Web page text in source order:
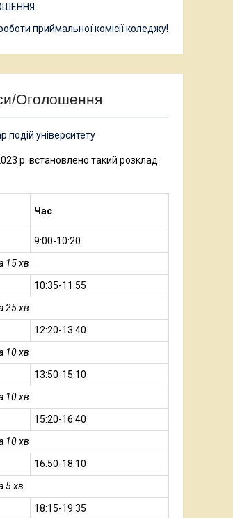
приймальної комісії коледжу!
Оголошення
подій університету
р. встановлено такий розклад
Час
9:00-10:20
15 хв
10:35-11:55
25 хв
12:20-13:40
10 хв
13:50-15:10
10 хв
15:20-16:40
10 хв
16:50-18:10
5 хв
18:15-19:35